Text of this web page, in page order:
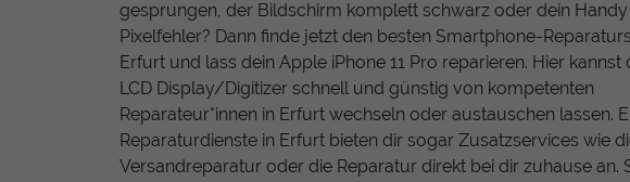
gesprungen, der Bildschirm komplett schwarz oder dein
Pixelfehler? Dann finde jetzt den besten Smartphone-
Erfurt und lass dein Apple iPhone 11 Pro reparieren. Hier kannst
LCD Display/Digitizer schnell und günstig von kompetenten
Reparateur*innen in Erfurt wechseln oder austauschen lassen.
Reparaturdienste in Erfurt bieten dir sogar Zusatzservices wie
Versandreparatur oder die Reparatur direkt bei dir zuhause an.